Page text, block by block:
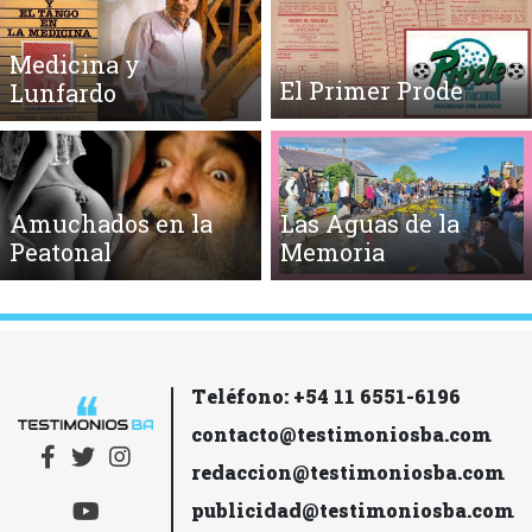
Medicina y
Lunfardo
El Primer Prode
Amuchados en la
Peatonal
Las Aguas de la
Memoria
Teléfono: +54 11 6551-6196
contacto@testimoniosba.com
redaccion@testimoniosba.com
publicidad@testimoniosba.com